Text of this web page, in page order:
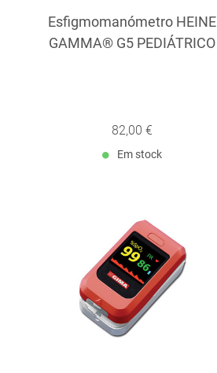
Esfigmomanómetro HEINE
GAMMA® G5 PEDIÁTRICO
82,00 €
Em stock